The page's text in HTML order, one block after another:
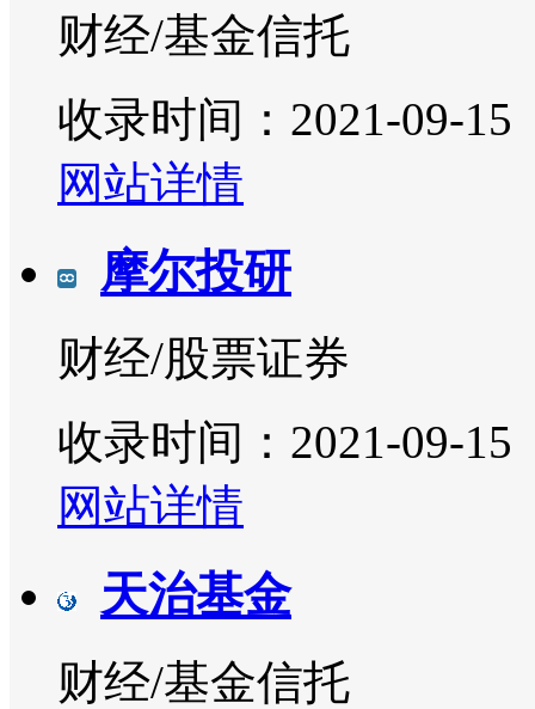
财经/基金信托
收录时间：2021-09-15
网站详情
摩尔投研
财经/股票证券
收录时间：2021-09-15
网站详情
天治基金
财经/基金信托